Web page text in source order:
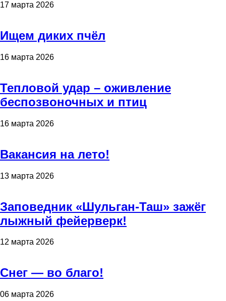
17 марта 2026
Ищем диких пчёл
16 марта 2026
Тепловой удар – оживление
беспозвоночных и птиц
16 марта 2026
Вакансия на лето!
13 марта 2026
Заповедник «Шульган-Таш» зажёг
лыжный фейерверк!
12 марта 2026
Снег — во благо!
06 марта 2026